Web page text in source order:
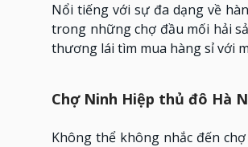
Nổi tiếng với sự đa dạng về
trong những chợ đầu mối hải
thương lái tìm mua hàng sỉ với
Chợ Ninh Hiệp thủ đô Hà
Không thể không nhắc đến